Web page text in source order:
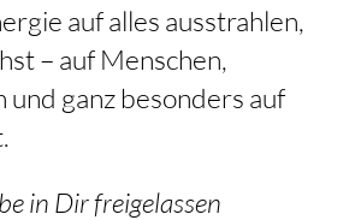
auf alles ausstrahlen,
– auf Menschen,
und ganz besonders auf
in Dir freigelassen